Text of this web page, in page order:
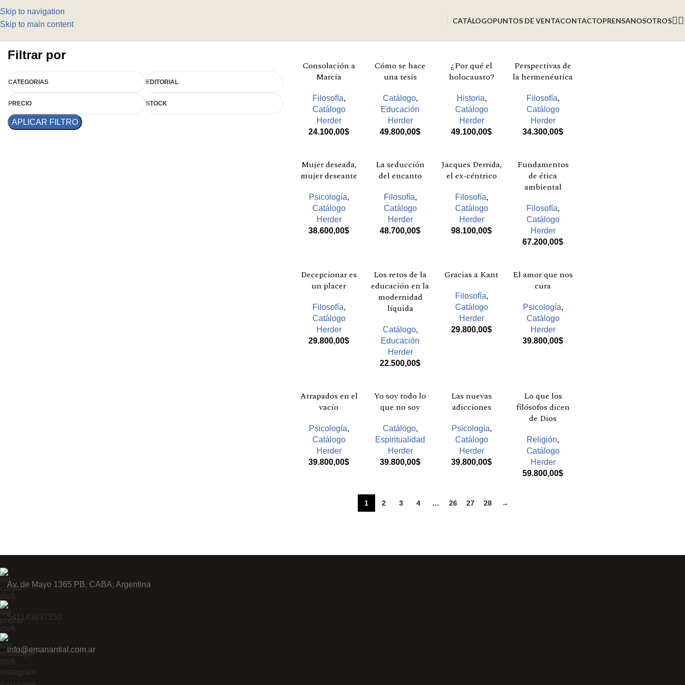
Skip to navigation
Skip to main content
CATÁLOGOPUNTOS DE VENTACONTACTOPRENSANOSOTROS
Filtrar por
CATEGORIAS EDITORIAL
PRECIO STOCK
APLICAR FILTRO
Consolación a
Marcia
Filosofía,
Catálogo
Herder
24.100,00$
Cómo se hace
una tesis
Catálogo,
Educación
Herder
49.800,00$
¿Por qué el
holocausto?
Historia,
Catálogo
Herder
49.100,00$
Perspectivas de
la hermenéutica
Filosofía,
Catálogo
Herder
34.300,00$
Mujer deseada,
mujer deseante
Psicología,
Catálogo
Herder
38.600,00$
La seducción
del encanto
Filosofía,
Catálogo
Herder
48.700,00$
Jacques Derrida,
el ex-céntrico
Filosofía,
Catálogo
Herder
98.100,00$
Fundamentos
de ética
ambiental
Filosofía,
Catálogo
Herder
67.200,00$
Decepcionar es
un placer
Filosofía,
Catálogo
Herder
29.800,00$
Los retos de la
educación en la
modernidad
líquida
Catálogo,
Educación
Herder
22.500,00$
Gracias a Kant
Filosofía,
Catálogo
Herder
29.800,00$
El amor que nos
cura
Psicología,
Catálogo
Herder
39.800,00$
Atrapados en el
vacío
Psicología,
Catálogo
Herder
39.800,00$
Yo soy todo lo
que no soy
Catálogo,
Espiritualidad
Herder
39.800,00$
Las nuevas
adicciones
Psicología,
Catálogo
Herder
39.800,00$
Lo que los
filósofos dicen
de Dios
Religión,
Catálogo
Herder
59.800,00$
1 2 3 4 … 26 27 28 →
Av. de Mayo 1365 PB, CABA, Argentina
541143837350
info@emanantial.com.ar
Instagram